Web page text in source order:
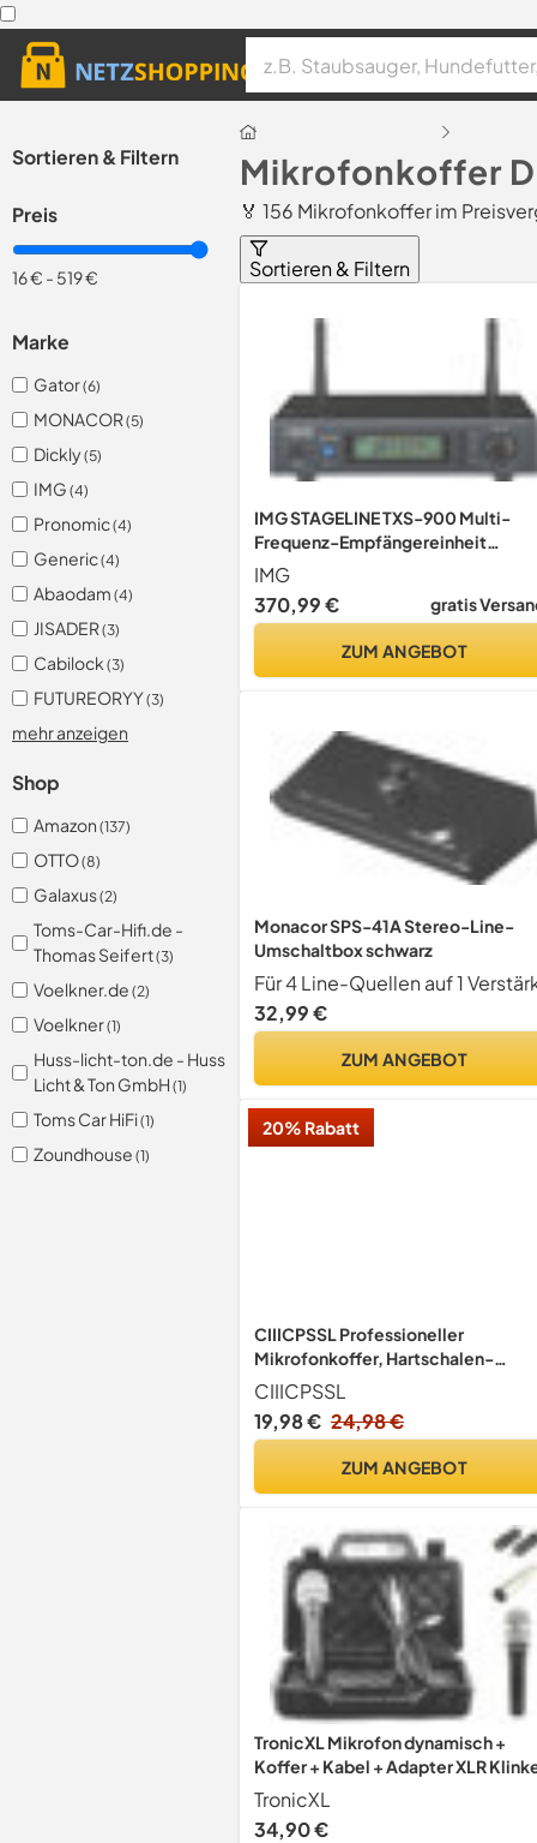
Sortieren & Filtern
Preis
16 € - 519 €
Marke
Gator(6)
MONACOR(5)
Dickly(5)
IMG (4)
Pronomic(4)
Generic(4)
Abaodam (4)
JISADER(3)
Cabilock (3)
FUTUREORYY(3)
mehr anzeigen
Shop
Amazon (137)
OTTO(8)
Galaxus(2)
Toms-Car-Hifi.de -
Thomas Seifert(3)
Voelkner.de (2)
Voelkner(1)
Huss-licht-ton.de - Huss
Licht & Ton GmbH (1)
Toms Car HiFi(1)
Zoundhouse (1)
Mikrofonkoffer
🏅 156 Mikrofonkoffer im
Sortieren & Filtern
IMG STAGELINE TXS-900 Multi-
Frequenz-Empfängereinheit
schwarz
IMG
370,99 €
gratis
ZUM ANGEBOT
Monacor SPS-41A Stereo-Line-
Umschaltbox schwarz
32,99 €
ZUM ANGEBOT
20% Rabatt
CIIICPSSL Professioneller
Mikrofonkoffer, Hartschalen-
Tragekoffer für 2 drahtlose
Mikrofone, Aluminiumrahmen mit
Schaumstoff-Innenausstattung,
CIIICPSSL
19,98 € 24,98 €
ZUM ANGEBOT
TronicXL Mikrofon dynamisch +
Koffer + Kabel + Adapter XLR
6,35mm 3,5mm Universal
Handmikrofon
TronicXL
34,90 €